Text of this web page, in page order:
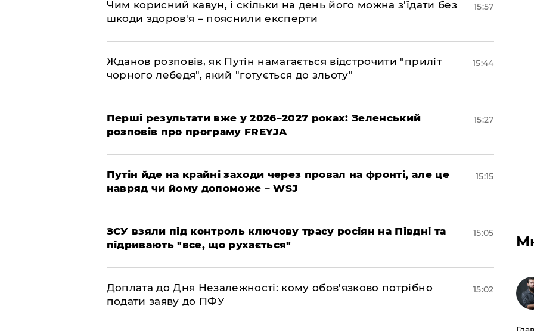
Чим корисний кавун, і скільки на день його можна з'їдати без
шкоди здоров'я – пояснили експерти
15:57
Жданов розповів, як Путін намагається відстрочити "приліт
чорного лебедя", який "готується до зльоту"
15:44
Перші результати вже у 2026–2027 роках: Зеленський
розповів про програму FREYJA
15:27
Путін йде на крайні заходи через провал на фронті, але це
навряд чи йому допоможе – WSJ
15:15
ЗСУ взяли під контроль ключову трасу росіян на Півдні та
підривають "все, що рухається"
15:05
Доплата до Дня Незалежності: кому обов'язково потрібно
подати заяву до ПФУ
15:02